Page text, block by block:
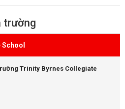
trường
School
Trinity Byrnes Collegiate